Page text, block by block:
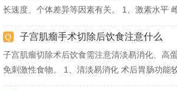
长速度、个体差异等因素有关。 1、激素水平
子宫肌瘤手术切除后饮食注意什么
子宫肌瘤切除术后饮食需注意清淡易消化、高
免刺激性食物。 1、清淡易消化 术后胃肠功能